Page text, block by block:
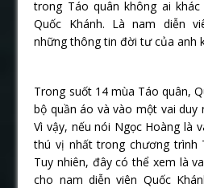
trong Táo quân không ai khác
Quốc Khánh. Là nam diễn
những thông tin đời tư của anh
Trong suốt 14 mùa Táo quân,
bộ quần áo và vào một vai duy
Vì vậy, nếu nói Ngọc Hoàng là
thú vị nhất trong chương trình
Tuy nhiên, đây có thể xem là
cho nam diễn viên Quốc